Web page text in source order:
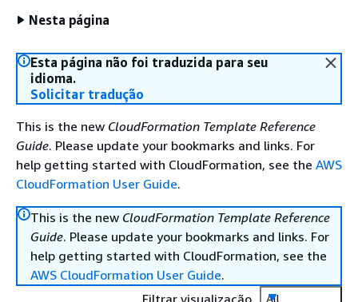
Nesta página
Esta página não foi traduzida para seu
idioma.
Solicitar tradução
This is the new CloudFormation Template Reference
Guide. Please update your bookmarks and links. For
help getting started with CloudFormation, see the AWS
CloudFormation User Guide.
This is the new CloudFormation Template Reference
Guide. Please update your bookmarks and links. For
help getting started with CloudFormation, see the
AWS CloudFormation User Guide.
Filtrar visualização
All